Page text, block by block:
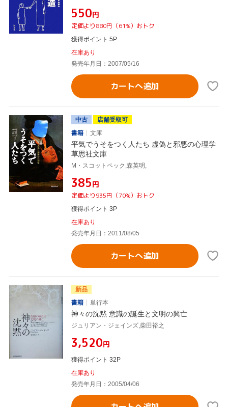
¥550円
定価より880円（61%）おトク
獲得ポイント 5P
在庫あり
発売年月日：2007/05/16
カートへ追加
中古
店舗受取可
書籍
文庫
平気でうそをつく人たち 虚偽と邪悪の心理学
草思社文庫
M・スコットペック,森英明,
¥385円
定価より935円（70%）おトク
獲得ポイント 3P
在庫あり
発売年月日：2011/08/05
カートへ追加
新品
書籍
単行本
神々の沈黙 意識の誕生と文明の興亡
ジュリアン・ジェインズ,柴田裕之
¥3,520円
獲得ポイント 32P
在庫あり
発売年月日：2005/04/06